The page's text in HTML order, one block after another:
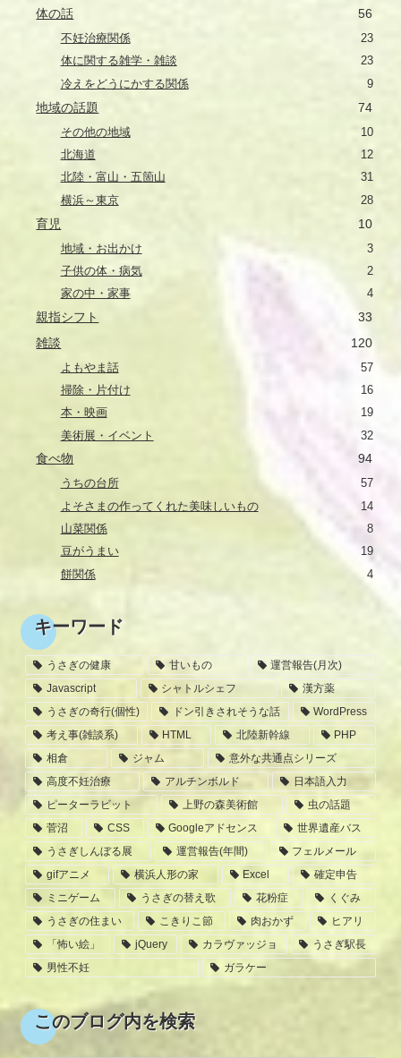
体の話 56
不妊治療関係
23
体に関する雑学・雑談
23
冷えをどうにかする関係
9
地域の話題 74
その他の地域
10
北海道
12
北陸・富山・五箇山
31
横浜～東京
28
育児 10
地域・お出かけ
3
子供の体・病気
2
家の中・家事
4
親指シフト
33
雑談
120
よもやま話
57
掃除・片付け
16
本・映画
19
美術展・イベント
32
食べ物 94
うちの台所
57
よそさまの作ってくれた美味しいもの
14
山菜関係
8
豆がうまい
19
餅関係
4
キーワード
うさぎの健康 甘いもの
運営報告(月次)
Javascript
シャトルシェフ
漢方薬
うさぎの奇行(個性)
ドン引きされそうな話
WordPress
考え事(雑談系)
HTML 北陸新幹線
PHP
相倉
ジャム
意外な共通点シリーズ
高度不妊治療
アルチンボルド
日本語入力
ピーターラビット
上野の森美術館
虫の話題
菅沼
CSS Googleアドセンス
世界遺産バス
うさぎしんぼる展
運営報告(年間)
フェルメール
gifアニメ
横浜人形の家 Excel
確定申告
ミニゲーム
うさぎの替え歌 花粉症
くぐみ
うさぎの住まい
こきりこ節 肉おかず
ヒアリ
「怖い絵」
jQuery カラヴァッジョ
うさぎ駅長
男性不妊
ガラケー
このブログ内を検索